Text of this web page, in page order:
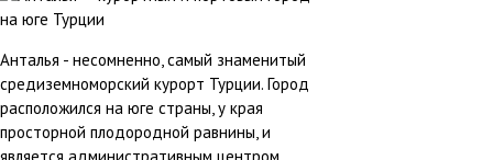
Анталья - несомненно, самый знаменитый
средиземноморский курорт Турции. Город
расположился на юге страны, у края
просторной плодородной равнины, и